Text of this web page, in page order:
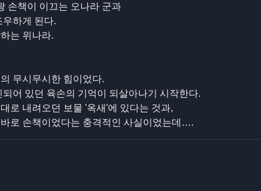
손책이 이끄는 오나라 군과
하게 된다.
는 위나라.
무시무시한 힘이었다.
어 있던 육손의 기억이 되살아나기 시작한다.
로 내려오던 보물 '옥새'에 있다는 것과,
로 손책이었다는 충격적인 사실이었는데….